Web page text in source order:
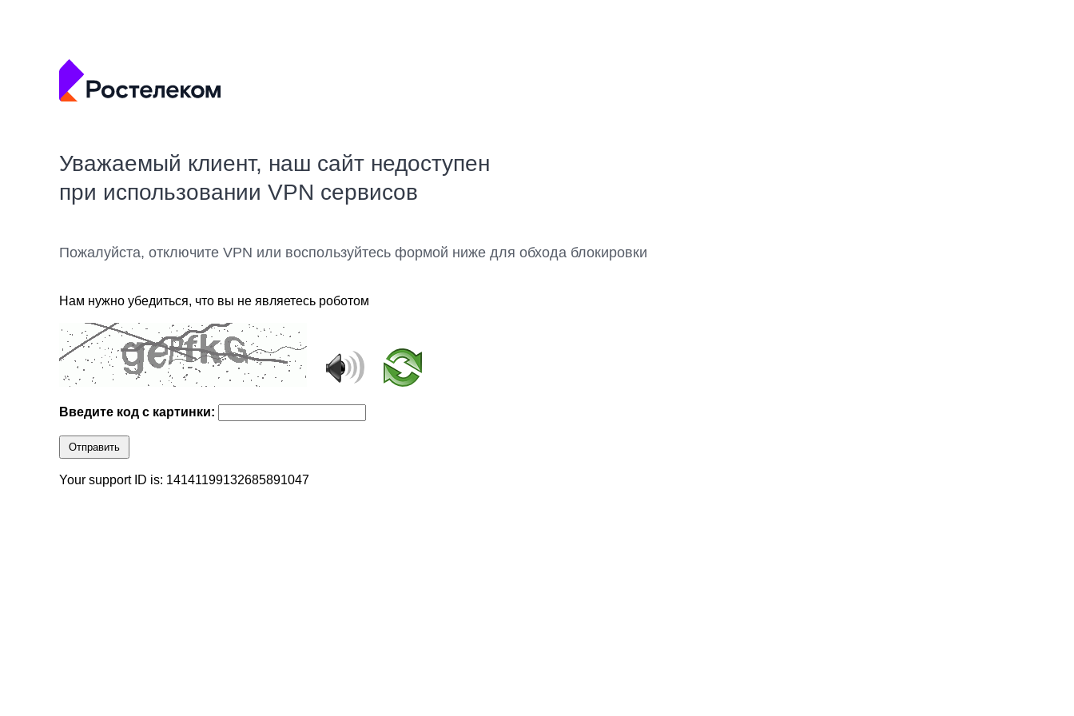
Уважаемый клиент, наш сайт недоступен
при использовании VPN сервисов
Пожалуйста, отключите VPN или воспользуйтесь формой ниже для обхода блокировки
Нам нужно убедиться, что вы не являетесь роботом
Введите код с картинки:
Отправить
Your support ID is: 14141199132685891047